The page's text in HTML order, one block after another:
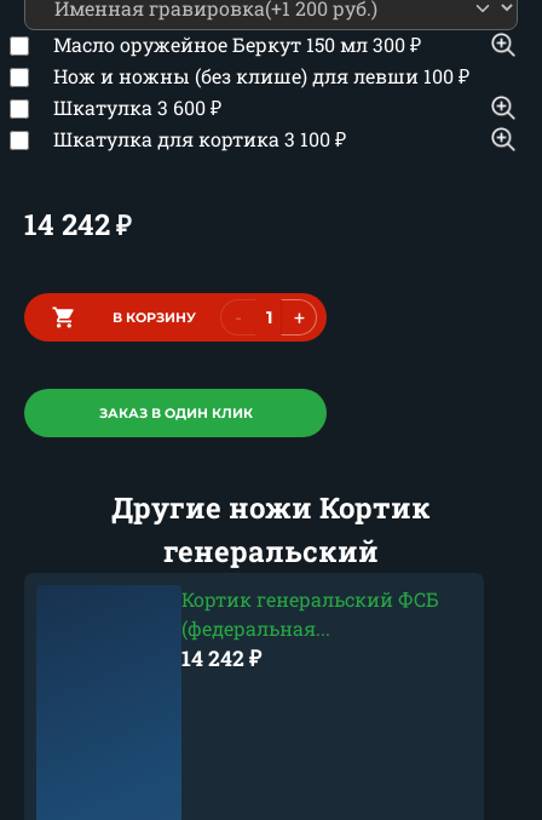
Масло оружейное Беркут 150 мл300₽
Нож и ножны (без клише) для левши 100₽
Шкатулка 3 600₽
Шкатулка для кортика 3 100₽
14 242₽
В КОРЗИНУ - +
ЗАКАЗ В ОДИН КЛИК
Другие ножи Кортик
генеральский
Кортик генеральский ФСБ
(федеральная...
14 242₽